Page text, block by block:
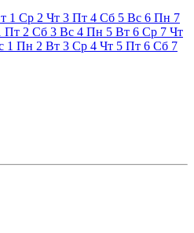
1 Ср 2 Чт 3 Пт 4 Сб 5 Вс 6 Пн 7
Пт 2 Сб 3 Вс 4 Пн 5 Вт 6 Ср 7 Чт
1 Пн 2 Вт 3 Ср 4 Чт 5 Пт 6 Сб 7